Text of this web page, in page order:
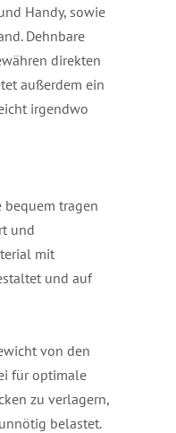
Handy, sowie
Dehnbare
direkten
außerdem ein
irgendwo
tragen
und
mit
und auf
von den
für optimale
zu verlagern,
belastet.